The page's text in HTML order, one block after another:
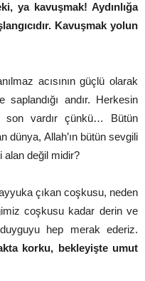
ya kavuşmak! Aydınlığa
Kavuşmak yolun
acısının güçlü olarak
andır. Herkesin
son vardır çünkü… Bütün
dünya, Allah’ın bütün sevgili
alan değil midir?
çıkan coşkusu, neden
coşkusu kadar derin ve
hep merak ederiz.
korku, bekleyişte umut